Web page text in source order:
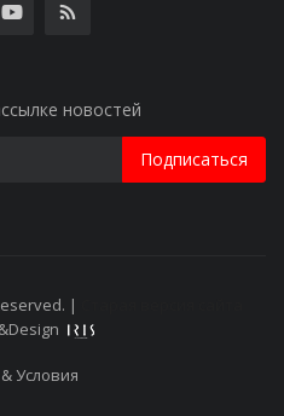
новостей
Подписаться
|
Условия